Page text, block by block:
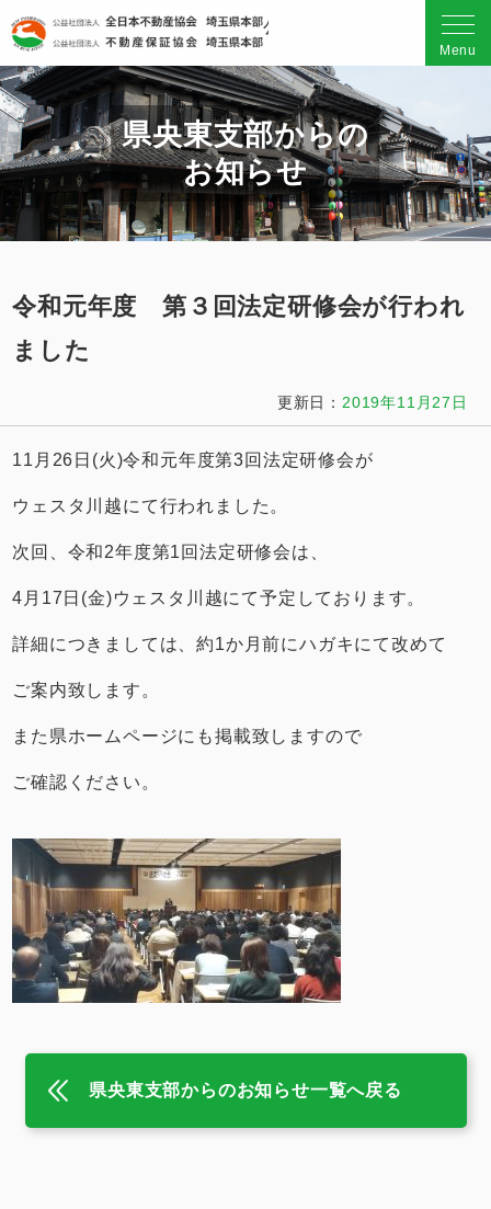
公益社団法人 全日本不動
Menu
県央東支部からの
お知らせ
令和元年度 第３回法定研修会が行われ
ました
更新日： 2019年11月27日
11月26日(火)令和元年度第3回法定研修会が
ウェスタ川越にて行われました。
次回、令和2年度第1回法定研修会は、
4月17日(金)ウェスタ川越にて予定しております。
詳細につきましては、約1か月前にハガキにて改めて
ご案内致します。
また県ホームページにも掲載致しますので
ご確認ください。
県央東支部からのお知らせ一覧へ戻る